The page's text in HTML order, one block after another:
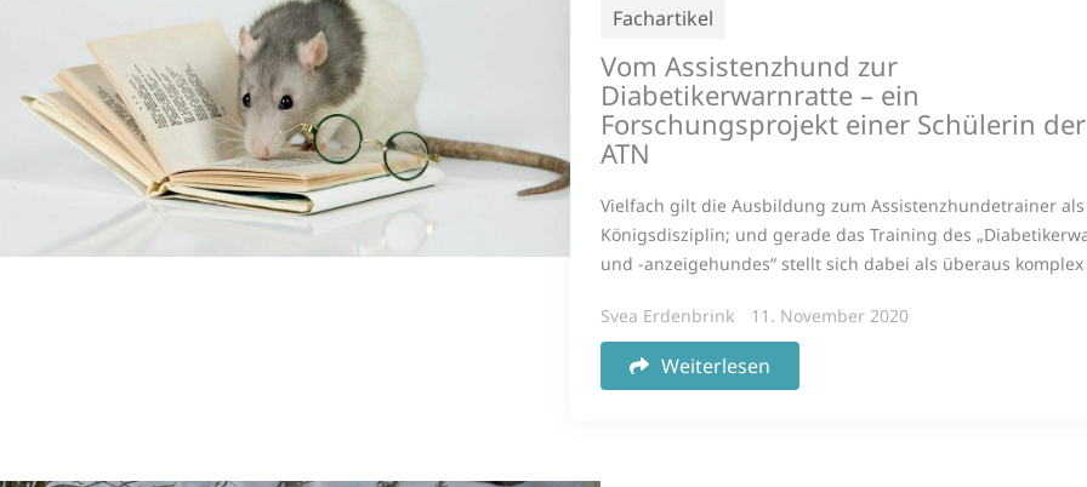
Fachartikel
Vom Assistenzhund zur
Diabetikerwarnratte – ein
Forschungsprojekt einer Schülerin der
ATN
Vielfach gilt die Ausbildung zum Assistenzhundetrainer als
Königsdisziplin; und gerade das Training des
und -anzeigehundes“ stellt sich dabei als überaus komplex
Svea Erdenbrink 11. November 2020
Weiterlesen